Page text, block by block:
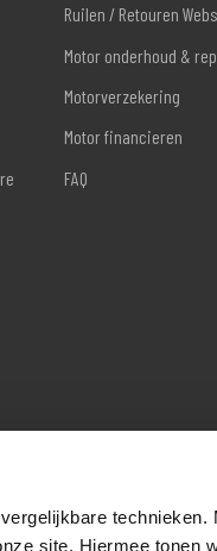
technieken.
site. Hiermee tonen
Ruilen / Retouren
Motor onderhoud &
Motorverzekering
Motor financieren
FAQ